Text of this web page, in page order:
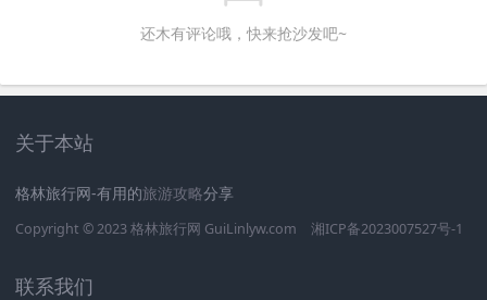
还木有评论哦，快来抢沙发吧~
关于本站
格林旅行网-有用的旅游攻略分享
Copyright © 2023格林旅行网 GuiLinlyw.com 湘ICP备2023007527号-1
联系我们